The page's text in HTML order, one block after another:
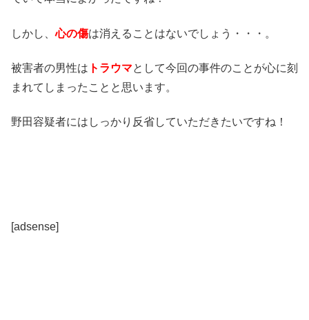
しかし、心の傷は消えることはないでしょう・・・。
被害者の男性は トラウマとして今回の事件のことが心に刻
まれてしまったことと思います。
野田容疑者にはしっかり反省していただきたいですね！
[adsense]